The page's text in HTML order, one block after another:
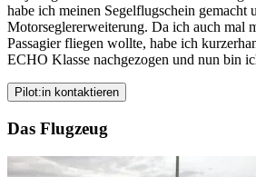
habe ich meinen Segelflugschein gemacht
Motorseglererweiterung. Da ich auch mal
Passagier fliegen wollte, habe ich
ECHO Klasse nachgezogen und nun bin
Pilot:in kontaktieren
Das Flugzeug